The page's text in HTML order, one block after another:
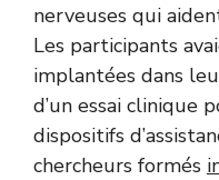
nerveuses qui
Les participants
implantées dans
d’un essai clinique
dispositifs
chercheurs formés